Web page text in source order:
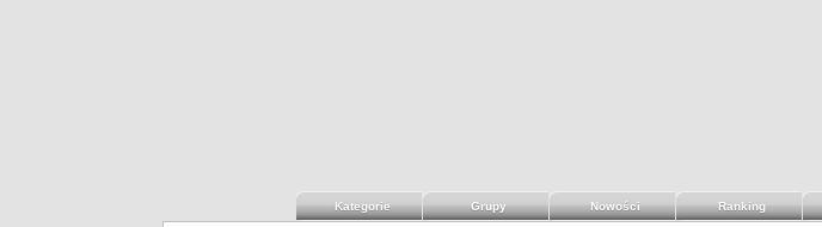
Kategorie Grupy Nowości Ranking